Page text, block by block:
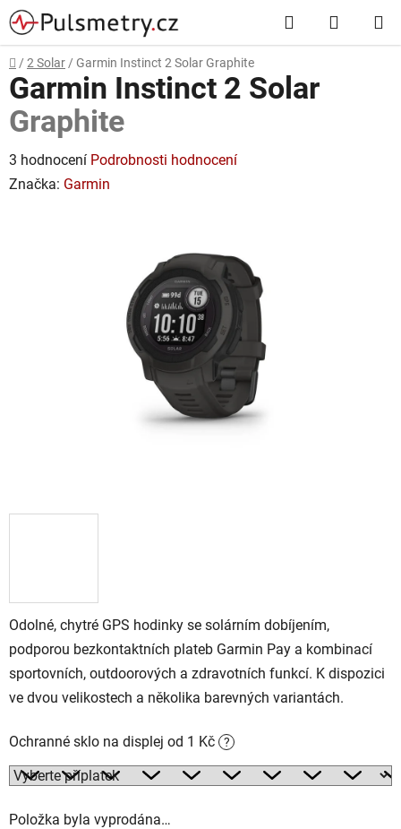
Přejít
na
obsah
Hledat
KOŠÍK
Domů
/ 2 Solar / Garmin Instinct 2 Solar Graphite
Odolné, chytré GPS hodinky se solárním dobíjením,
podporou bezkontaktních plateb Garmin Pay a kombinací
sportovních, outdoorových a zdravotních funkcí. K dispozici
ve dvou velikostech a několika barevných variantách.
Ochranné sklo na displej od 1 Kč ?
Položka byla vyprodána…
Garmin Instinct 2 Solar
Graphite
Průměrné
hodnocení
3 hodnocení Podrobnosti hodnocení
Značka: Garmin